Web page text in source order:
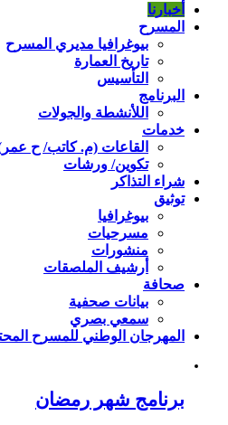
أخبارنا
المسرح
بيوغرافيا مديري المسرح
تاريخ العمارة
التأسيس
البرنامج
اللأنشطة والجولات
خدمات
القاعات (م. كاتب/ ح
تكوين/ ورشات
شراء التذاكر
توثيق
بيوغرافيا
مسرحيات
منشورات
أرشيف الملصقات
صحافة
بيانات صحفية
سمعي بصري
المهرجان الوطني للمسرح
برنامج شهر رمضان